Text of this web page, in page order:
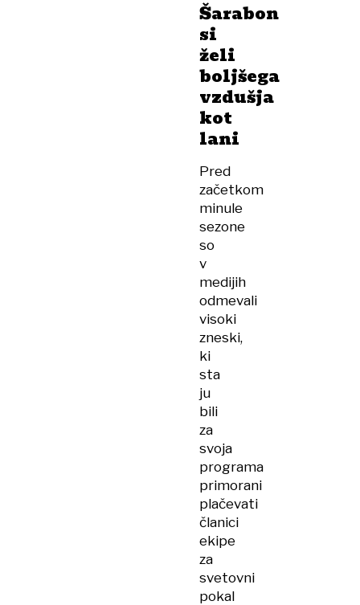
Šarabon
si
želi
boljšega
vzdušja
kot
lani
Pred
začetkom
minule
sezone
so
v
medijih
odmevali
visoki
zneski,
ki
sta
ju
bili
za
svoja
programa
primorani
plačevati
članici
ekipe
za
svetovni
pokal